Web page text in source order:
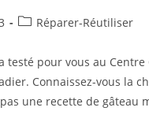
PostRéparer-Réutiliser
testé pour vous au Centre
Connaissez-vous la
pas une recette de gâteau